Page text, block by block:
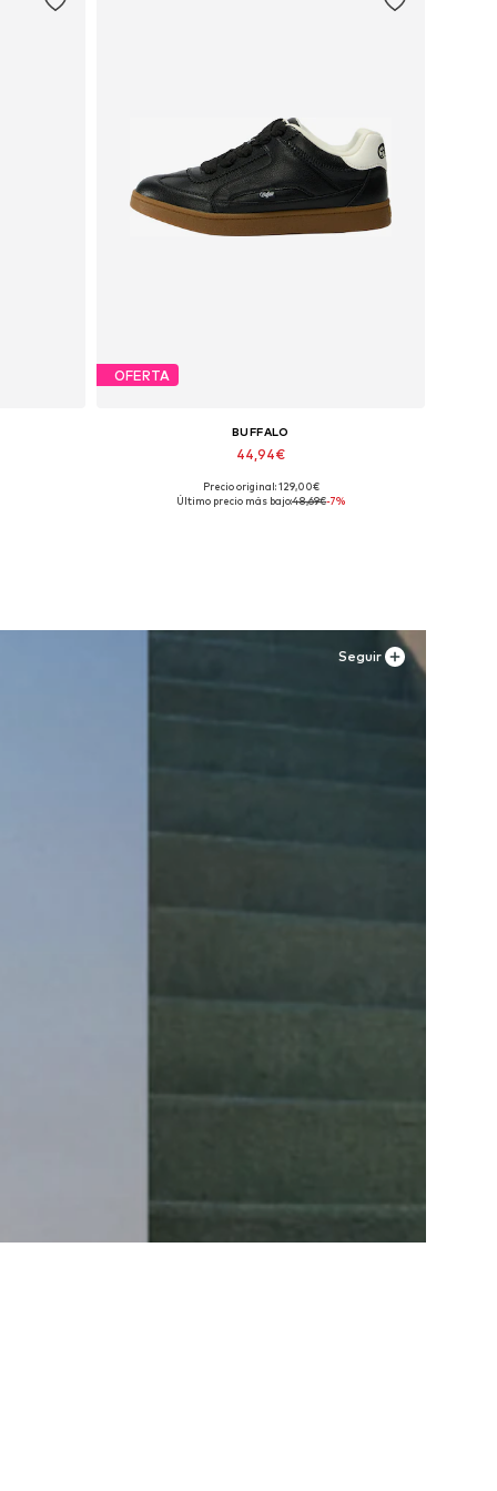
OFERTA
BUFFALO
44,94€
Tallas disponibles: 40, 42
Precio original: 129,00€
Último precio más bajo:48,69€-7%
Seguir